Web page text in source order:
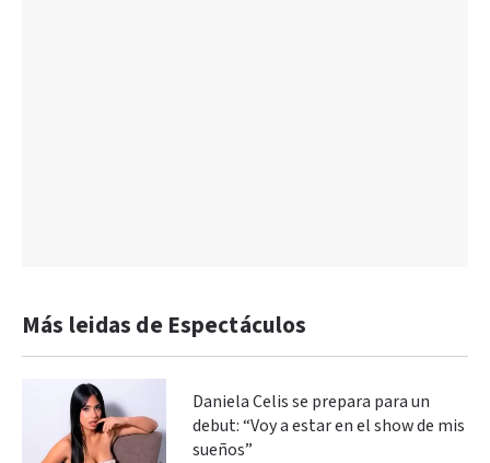
Más leidas de Espectáculos
Daniela Celis se prepara para un
debut: “Voy a estar en el show de mis
sueños”